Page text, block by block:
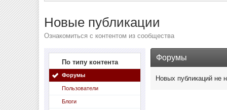
Новые публикации
Ознакомиться с контентом из сообщества
По типу контента
Форумы
Пользователи
Блоги
Форумы
Новых публикаций не